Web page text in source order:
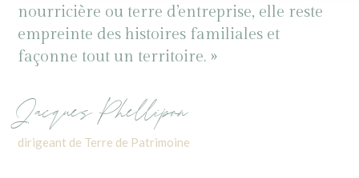
nourricière ou terre d’entreprise, elle reste
empreinte des histoires familiales et
façonne tout un territoire. »
Jacques Phellipon
dirigeant de Terre de Patrimoine